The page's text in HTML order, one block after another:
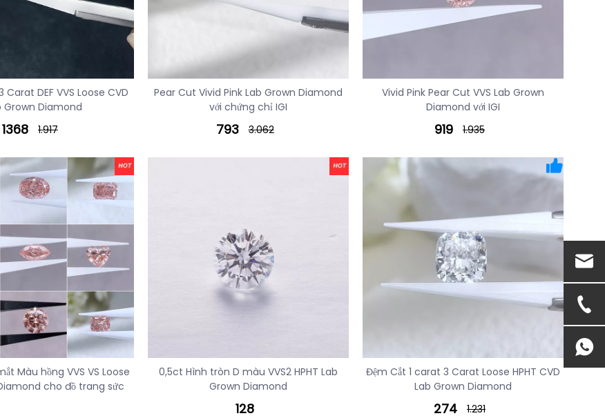
Carat DEF VVS Loose CVD
Grown Diamond
1368 1.917
Pear Cut Vivid Pink Lab Grown Diamond
với chứng chỉ IGI
793 3.062
Vivid Pink Pear Cut VVS Lab Grown
Diamond với IGI
919 1.935
Màu hồng VVS VS Loose
cho đồ trang sức
0,5ct Hình tròn D màu VVS2 HPHT Lab
Grown Diamond
128
Đệm Cắt 1 carat 3 Carat Loose HPHT CVD
Lab Grown Diamond
274 1.231